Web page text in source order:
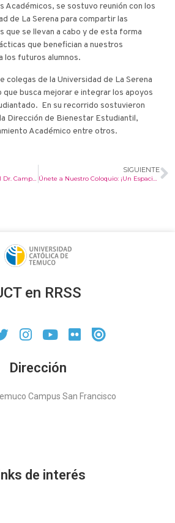
Académicos, se sostuvo reunión con los
de La Serena para compartir las
que se llevan a cabo y de esta forma
que benefician a nuestros
los futuros alumnos.
colegas de la Universidad de La Serena
busca mejorar e integrar los apoyos
En su recorrido sostuvieron
Dirección de Bienestar Estudiantil,
Académico entre otros.
SIGUIENTE
en RRSS
Dirección
Campus San Francisco
de interés